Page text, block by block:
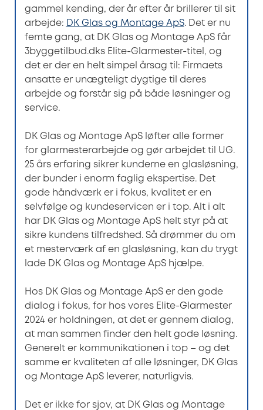
gammel kending, der år efter år brillerer til sit
arbejde:
DK Glas og Montage ApS. Det er nu
femte gang, at DK Glas og Montage ApS får
3byggetilbud.dks Elite-Glarmester-titel, og
det er der en helt simpel årsag til: Firmaets
ansatte er unægteligt dygtige til deres
arbejde og forstår sig på både løsninger og
service.
DK Glas og Montage ApS løfter alle former
for glarmesterarbejde og gør arbejdet til UG.
25 års erfaring sikrer kunderne en glasløsning,
der bunder i enorm faglig ekspertise. Det
gode håndværk er i fokus, kvalitet er en
selvfølge og kundeservicen er i top. Alt i alt
har DK Glas og Montage ApS helt styr på at
sikre kundens tilfredshed. Så drømmer du om
et mesterværk af en glasløsning, kan du trygt
lade DK Glas og Montage ApS hjælpe.
Hos DK Glas og Montage ApS er den gode
dialog i fokus, for hos vores Elite-Glarmester
2024 er holdningen, at det er gennem dialog,
at man sammen finder den helt gode løsning.
Generelt er kommunikationen i top – og det
samme er kvaliteten af alle løsninger, DK Glas
og Montage ApS leverer, naturligvis.
Det er ikke for sjov, at DK Glas og Montage